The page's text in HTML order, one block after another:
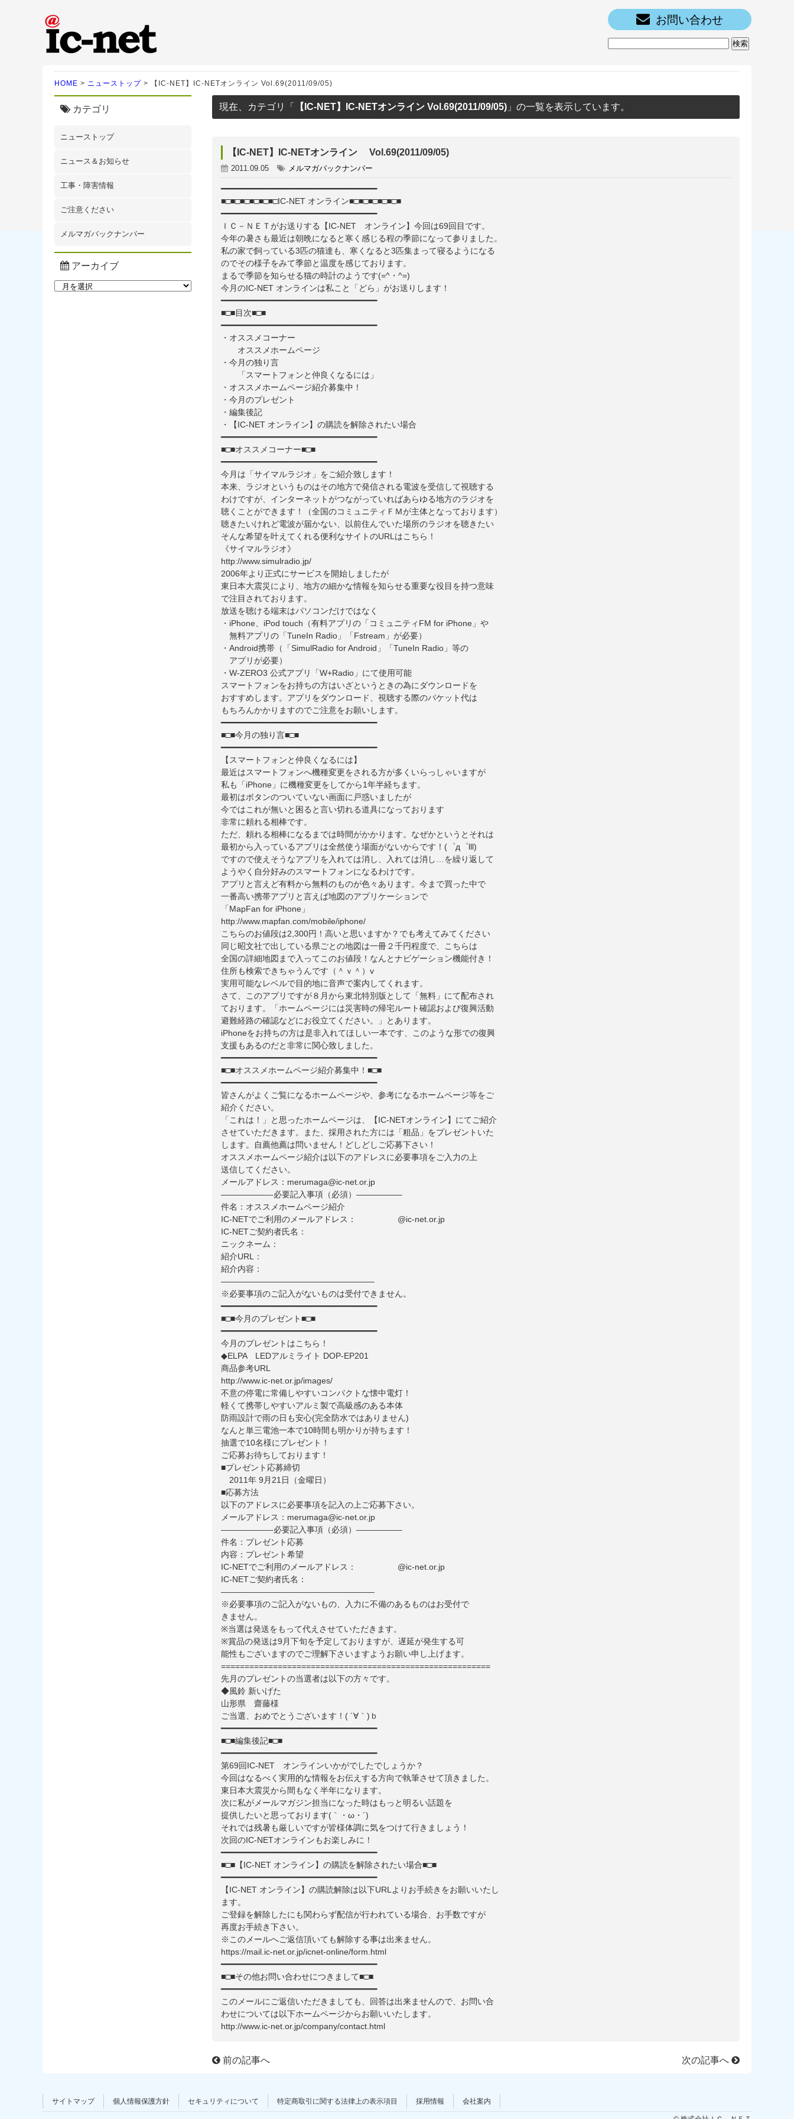
お問い合わせ
HOME > ニューストップ > 【IC-NET】IC-NETオンライン Vol.69(2011/09/05)
カテゴリ
ニューストップ
ニュース＆お知らせ
工事・障害情報
ご注意ください
メルマガバックナンバー
アーカイブ
現在、カテゴリ「 【IC-NET】IC-NETオンライン Vol.69(2011/09/05)」の一覧を表示しています。
【IC-NET】IC-NETオンライン Vol.69(2011/09/05)
2011.09.05 メルマガバックナンバー
━━━━━━━━━━━━━━━━━━━━━━━━━━━━━━━━━
■□■□■□■□■□■□IC-NET オンライン■□■□■□■□■□■
━━━━━━━━━━━━━━━━━━━━━━━━━━━━━━━━━
ＩＣ－ＮＥＴがお送りする【IC-NET オンライン】今回は69回目です。
今年の暑さも最近は朝晩になると寒く感じる程の季節になって参りました。
私の家で飼っている3匹の猫達も、寒くなると3匹集まって寝るようになる
のでその様子をみて季節と温度を感じております。
まるで季節を知らせる猫の時計のようです(=^・^=)
今月のIC-NET オンラインは私こと「どら」がお送りします！
━━━━━━━━━━━━━━━━━━━━━━━━━━━━━━━━━
■□■目次■□■
━━━━━━━━━━━━━━━━━━━━━━━━━━━━━━━━━
・オススメコーナー
オススメホームページ
・今月の独り言
「スマートフォンと仲良くなるには」
・オススメホームページ紹介募集中！
・今月のプレゼント
・編集後記
・【IC-NET オンライン】の購読を解除されたい場合
━━━━━━━━━━━━━━━━━━━━━━━━━━━━━━━━━
■□■オススメコーナー■□■
━━━━━━━━━━━━━━━━━━━━━━━━━━━━━━━━━
今月は「サイマルラジオ」をご紹介致します！
本来、ラジオというものはその地方で発信される電波を受信して視聴する
わけですが、インターネットがつながっていればあらゆる地方のラジオを
聴くことができます！（全国のコミュニティＦＭが主体となっております）
聴きたいけれど電波が届かない、以前住んでいた場所のラジオを聴きたい
そんな希望を叶えてくれる便利なサイトのURLはこちら！
《サイマルラジオ》
http://www.simulradio.jp/
2006年より正式にサービスを開始しましたが
東日本大震災により、地方の細かな情報を知らせる重要な役目を持つ意味
で注目されております。
放送を聴ける端末はパソコンだけではなく
・iPhone、iPod touch（有料アプリの「コミュニティFM for iPhone」や
無料アプリの「TuneIn Radio」「Fstream」が必要）
・Android携帯（「SimulRadio for Android」「TuneIn Radio」等の
アプリが必要）
・W-ZERO3 公式アプリ「W+Radio」にて使用可能
スマートフォンをお持ちの方はいざというときの為にダウンロードを
おすすめします。アプリをダウンロード、視聴する際のパケット代は
もちろんかかりますのでご注意をお願いします。
━━━━━━━━━━━━━━━━━━━━━━━━━━━━━━━━━
■□■今月の独り言■□■
━━━━━━━━━━━━━━━━━━━━━━━━━━━━━━━━━
【スマートフォンと仲良くなるには】
最近はスマートフォンへ機種変更をされる方が多くいらっしゃいますが
私も「iPhone」に機種変更をしてから1年半経ちます。
最初はボタンのついていない画面に戸惑いましたが
今ではこれが無いと困ると言い切れる道具になっております
非常に頼れる相棒です。
ただ、頼れる相棒になるまでは時間がかかります。なぜかというとそれは
最初から入っているアプリは全然使う場面がないからです！(゜д゜lll)
ですので使えそうなアプリを入れては消し、入れては消し…を繰り返して
ようやく自分好みのスマートフォンになるわけです。
アプリと言えど有料から無料のものが色々あります。今まで買った中で
一番高い携帯アプリと言えば地図のアプリケーションで
「MapFan for iPhone」
http://www.mapfan.com/mobile/iphone/
こちらのお値段は2,300円！高いと思いますか？でも考えてみてください
同じ昭文社で出している県ごとの地図は一冊２千円程度で、こちらは
全国の詳細地図まで入ってこのお値段！なんとナビゲーション機能付き！
住所も検索できちゃうんです（＾ｖ＾）v
実用可能なレベルで目的地に音声で案内してくれます。
さて、このアプリですが８月から東北特別版として「無料」にて配布され
ております。「ホームページには災害時の帰宅ルート確認および復興活動
避難経路の確認などにお役立てください。」とあります。
iPhoneをお持ちの方は是非入れてほしい一本です、このような形での復興
支援もあるのだと非常に関心致しました。
━━━━━━━━━━━━━━━━━━━━━━━━━━━━━━━━━
■□■オススメホームページ紹介募集中！■□■
━━━━━━━━━━━━━━━━━━━━━━━━━━━━━━━━━
皆さんがよくご覧になるホームページや、参考になるホームページ等をご
紹介ください。
「これは！」と思ったホームページは、【IC-NETオンライン】にてご紹介
させていただきます。また、採用された方には「粗品」をプレゼントいた
します。自薦他薦は問いません！どしどしご応募下さい！
オススメホームページ紹介は以下のアドレスに必要事項をご入力の上
送信してください。
メールアドレス：merumaga@ic-net.or.jp
——————-必要記入事項（必須）—————–
件名：オススメホームページ紹介
IC-NETでご利用のメールアドレス： @ic-net.or.jp
IC-NETご契約者氏名：
ニックネーム：
紹介URL：
紹介内容：
——————————————————–
※必要事項のご記入がないものは受付できません。
━━━━━━━━━━━━━━━━━━━━━━━━━━━━━━━━━
■□■今月のプレゼント■□■
━━━━━━━━━━━━━━━━━━━━━━━━━━━━━━━━━
今月のプレゼントはこちら！
◆ELPA LEDアルミライト DOP-EP201
商品参考URL
http://www.ic-net.or.jp/images/
不意の停電に常備しやすいコンパクトな懐中電灯！
軽くて携帯しやすいアルミ製で高級感のある本体
防雨設計で雨の日も安心(完全防水ではありません)
なんと単三電池一本で10時間も明かりが持ちます！
抽選で10名様にプレゼント！
ご応募お待ちしております！
■プレゼント応募締切
2011年 9月21日（金曜日）
■応募方法
以下のアドレスに必要事項を記入の上ご応募下さい。
メールアドレス：merumaga@ic-net.or.jp
——————-必要記入事項（必須）—————–
件名：プレゼント応募
内容：プレゼント希望
IC-NETでご利用のメールアドレス： @ic-net.or.jp
IC-NETご契約者氏名：
——————————————————–
※必要事項のご記入がないもの、入力に不備のあるものはお受付で
きません。
※当選は発送をもって代えさせていただきます。
※賞品の発送は9月下旬を予定しておりますが、遅延が発生する可
能性もございますのでご理解下さいますようお願い申し上げます。
=========================================================
先月のプレゼントの当選者は以下の方々です。
◆風鈴 新いげた
山形県 齋藤様
ご当選、おめでとうございます！( ´∀｀)ｂ
━━━━━━━━━━━━━━━━━━━━━━━━━━━━━━━━━
■□■編集後記■□■
━━━━━━━━━━━━━━━━━━━━━━━━━━━━━━━━━
第69回IC-NET オンラインいかがでしたでしょうか？
今回はなるべく実用的な情報をお伝えする方向で執筆させて頂きました。
東日本大震災から間もなく半年になります。
次に私がメールマガジン担当になった時はもっと明るい話題を
提供したいと思っております(｀・ω・´)
それでは残暑も厳しいですが皆様体調に気をつけて行きましょう！
次回のIC-NETオンラインもお楽しみに！
━━━━━━━━━━━━━━━━━━━━━━━━━━━━━━━━━
■□■【IC-NET オンライン】の購読を解除されたい場合■□■
━━━━━━━━━━━━━━━━━━━━━━━━━━━━━━━━━
【IC-NET オンライン】の購読解除は以下URLよりお手続きをお願いいたし
ます。
ご登録を解除したにも関わらず配信が行われている場合、お手数ですが
再度お手続き下さい。
※このメールへご返信頂いても解除する事は出来ません。
https://mail.ic-net.or.jp/icnet-online/form.html
━━━━━━━━━━━━━━━━━━━━━━━━━━━━━━━━━
■□■その他お問い合わせにつきまして■□■
━━━━━━━━━━━━━━━━━━━━━━━━━━━━━━━━━
このメールにご返信いただきましても、回答は出来ませんので、お問い合
わせについては以下ホームページからお願いいたします。
http://www.ic-net.or.jp/company/contact.html
前の記事へ 次の記事へ
サイトマップ 個人情報保護方針 セキュリティについて 特定商取引に関する法律上の表示項目 採用情報 会社案内